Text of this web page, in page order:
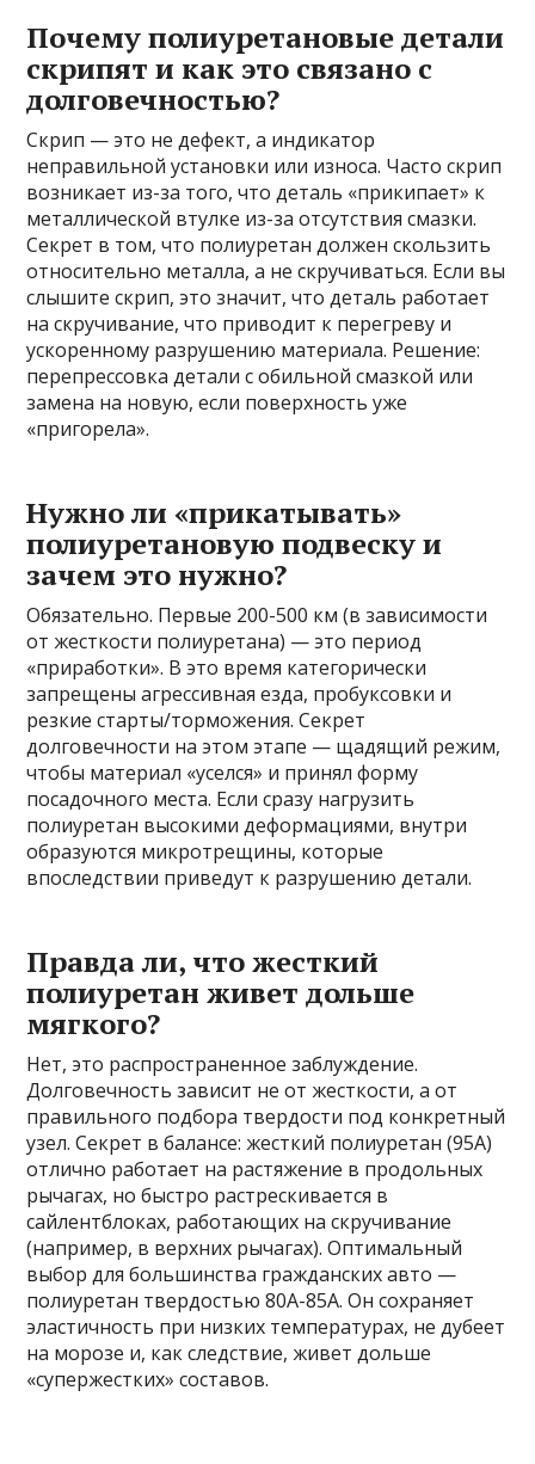
Почему полиуретановые детали
скрипят и как это связано с
долговечностью?
Скрип — это не дефект, а индикатор
неправильной установки или износа. Часто скрип
возникает из-за того, что деталь «прикипает» к
металлической втулке из-за отсутствия смазки.
Секрет в том, что полиуретан должен скользить
относительно металла, а не скручиваться. Если вы
слышите скрип, это значит, что деталь работает
на скручивание, что приводит к перегреву и
ускоренному разрушению материала. Решение:
перепрессовка детали с обильной смазкой или
замена на новую, если поверхность уже
«пригорела».
Нужно ли «прикатывать»
полиуретановую подвеску и
зачем это нужно?
Обязательно. Первые 200-500 км (в зависимости
от жесткости полиуретана) — это период
«приработки». В это время категорически
запрещены агрессивная езда, пробуксовки и
резкие старты/торможения. Секрет
долговечности на этом этапе — щадящий режим,
чтобы материал «уселся» и принял форму
посадочного места. Если сразу нагрузить
полиуретан высокими деформациями, внутри
образуются микротрещины, которые
впоследствии приведут к разрушению детали.
Правда ли, что жесткий
полиуретан живет дольше
мягкого?
Нет, это распространенное заблуждение.
Долговечность зависит не от жесткости, а от
правильного подбора твердости под конкретный
узел. Секрет в балансе: жесткий полиуретан (95A)
отлично работает на растяжение в продольных
рычагах, но быстро растрескивается в
сайлентблоках, работающих на скручивание
(например, в верхних рычагах). Оптимальный
выбор для большинства гражданских авто —
полиуретан твердостью 80A-85A. Он сохраняет
эластичность при низких температурах, не дубеет
на морозе и, как следствие, живет дольше
«супержестких» составов.